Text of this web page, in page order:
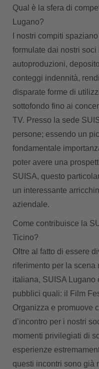
Qual è la sfera di
Lugano?
I nostri compiti
formulate dai nostri
autoproduzioni,
conteggi indennità,
disparate forme di
sottofondo fino ai
TV. Presso la sede
persone; essendo un
fondamentale
poter avere una
SUISA, questo
un interessante
aziendale.
Come contribuisce la
Ticino?
Oltre al fatto di essere
riferimento per la
italiana, SUISA Lugano
pubblici quali: il Film
Organizza e promuove
d’incontro per i nostri
momenti privilegiati di
esperienze
questi incontri sono già